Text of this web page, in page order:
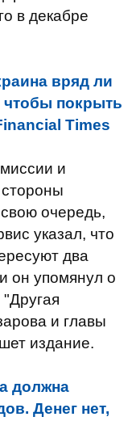
в декабре
вряд ли
чтобы покрыть
Times
и
очередь,
указал, что
два
он упомянул о
и главы
издание.
должна
Денег нет,